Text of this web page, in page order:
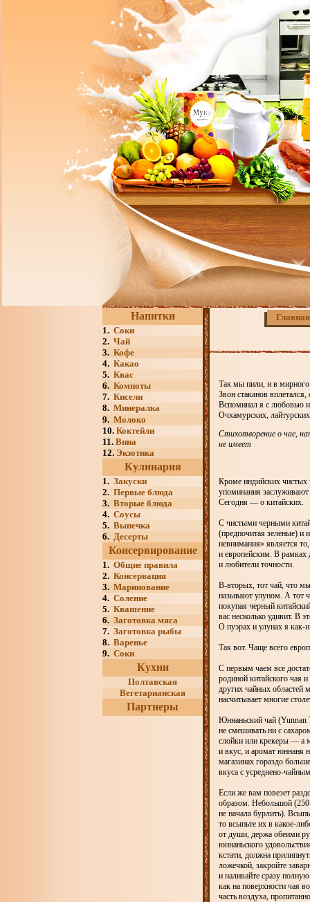
Напитки
1. Соки
2. Чай
3. Кофе
4. Какао
5. Квас
6. Компоты
7. Кисели
8. Минералка
9. Молоко
10. Коктейли
11. Вина
12. Экзотика
Кулинария
1. Закуски
2. Первые блюда
3. Вторые блюда
4. Соусы
5. Выпечка
6. Десерты
Консервирование
1. Общие правила
2. Консервация
3. Маринование
4. Соление
5. Квашение
6. Заготовка мяса
7. Заготовка рыбы
8. Варенье
9. Соки
Кухни
Полтавская
Вегетарианская
Партнеры
Главная
Так мы пили, и в мирного
Звон стаканов
Вспоминал я с любовью
Очхамурских,
Стихотворение о чае,
не имеет
Кроме индийских чистых
упоминания заслуживают
Сегодня — о китайских.
С чистыми черными
(предпочитая зеленые) и
невнимания» является
и европейским. В рамках
и любители точности.
В-вторых, тот чай, что
называют улуном. А тот
покупая черный
вас несколько удивит. В
О пуэрах и улунах я как-
Так вот. Чаще всего
С первым чаем все
родиной китайского чая
других чайных областей
насчитывает многие
Юннаньский чай (Yunnan
не смешивать ни с
слойки или крекеры — а
и вкус, и аромат юннаня
магазинах гораздо
вкуса с усреднено-
Если же вам повезет
образом. Небольшой
не начала бурлить).
то всыпьте их в какое-
от души, держа обеими
юннаньского
кстати, должна
ложечкой, закройте
и наливайте сразу
как на поверхности чая
часть воздуха,